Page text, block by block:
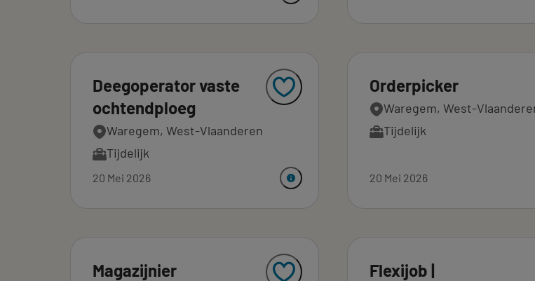
Deegoperator vaste
ochtendploeg
Waregem, West-Vlaanderen
Tijdelijk
20 Mei 2026
Orderpicker
Waregem, West-
Tijdelijk
20 Mei 2026
Magazijnier
Flexijob |